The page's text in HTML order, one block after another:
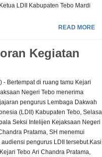
LDII Kabupaten Tebo Mardi
READ MORE
Kegiatan
- Bertempat di ruang tamu Kejari
Negeri Tebo menerima
pengurus Lembaga Dakwah
(LDII) Kabupaten Tebo, Selasa
Seksi Intelijen Kejaksaan Negeri
Pratama, SH menemui
pengurus LDII tersebut.Kasi
Tebo Ari Chandra Pratama,